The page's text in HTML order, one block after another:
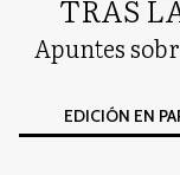
TRAS
Apuntes
EDICIÓN EN